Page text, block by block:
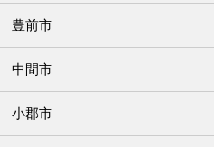
豊前市
中間市
小郡市